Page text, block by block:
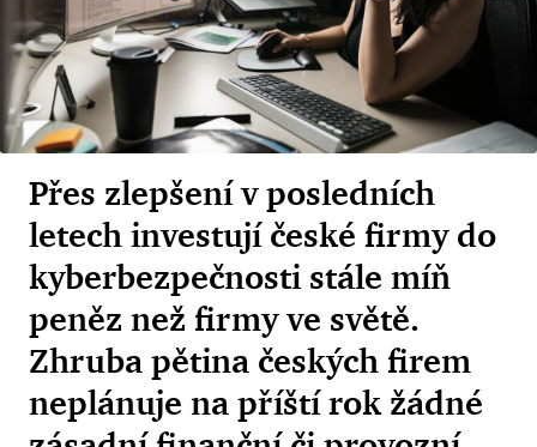
Přes zlepšení v posledních
letech investují české firmy do
kyberbezpečnosti stále míň
peněz než firmy ve světě.
Zhruba pětina českých firem
neplánuje na příští rok žádné